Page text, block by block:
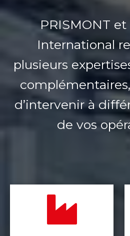
PRISMONT
International
plusieurs
d’intervenir à
de vos